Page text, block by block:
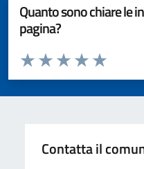
Quanto sono chiare le
pagina?
Valuta da 1 a 5 stelle la pagina
Valuta 5
Valuta 4 stelle
Valuta 3 stelle su 5
Valuta 2 stelle su 5
Valuta 1 stelle su 5
Contatta il